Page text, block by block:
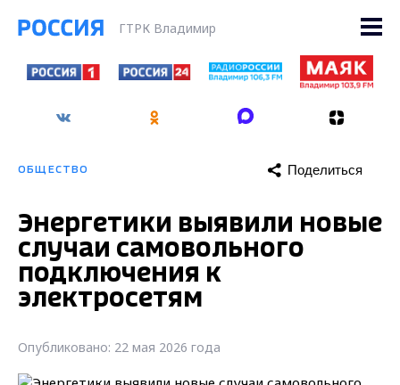
ГТРК Владимир
ОБЩЕСТВО Поделиться
Энергетики выявили новые
случаи самовольного
подключения к
электросетям
Опубликовано: 22 мая 2026 года